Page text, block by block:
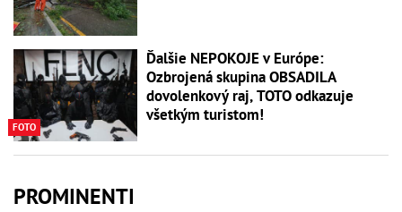
FOTO
Ďalšie NEPOKOJE v Európe:
Ozbrojená skupina OBSADILA
dovolenkový raj, TOTO odkazuje
všetkým turistom!
PROMINENTI